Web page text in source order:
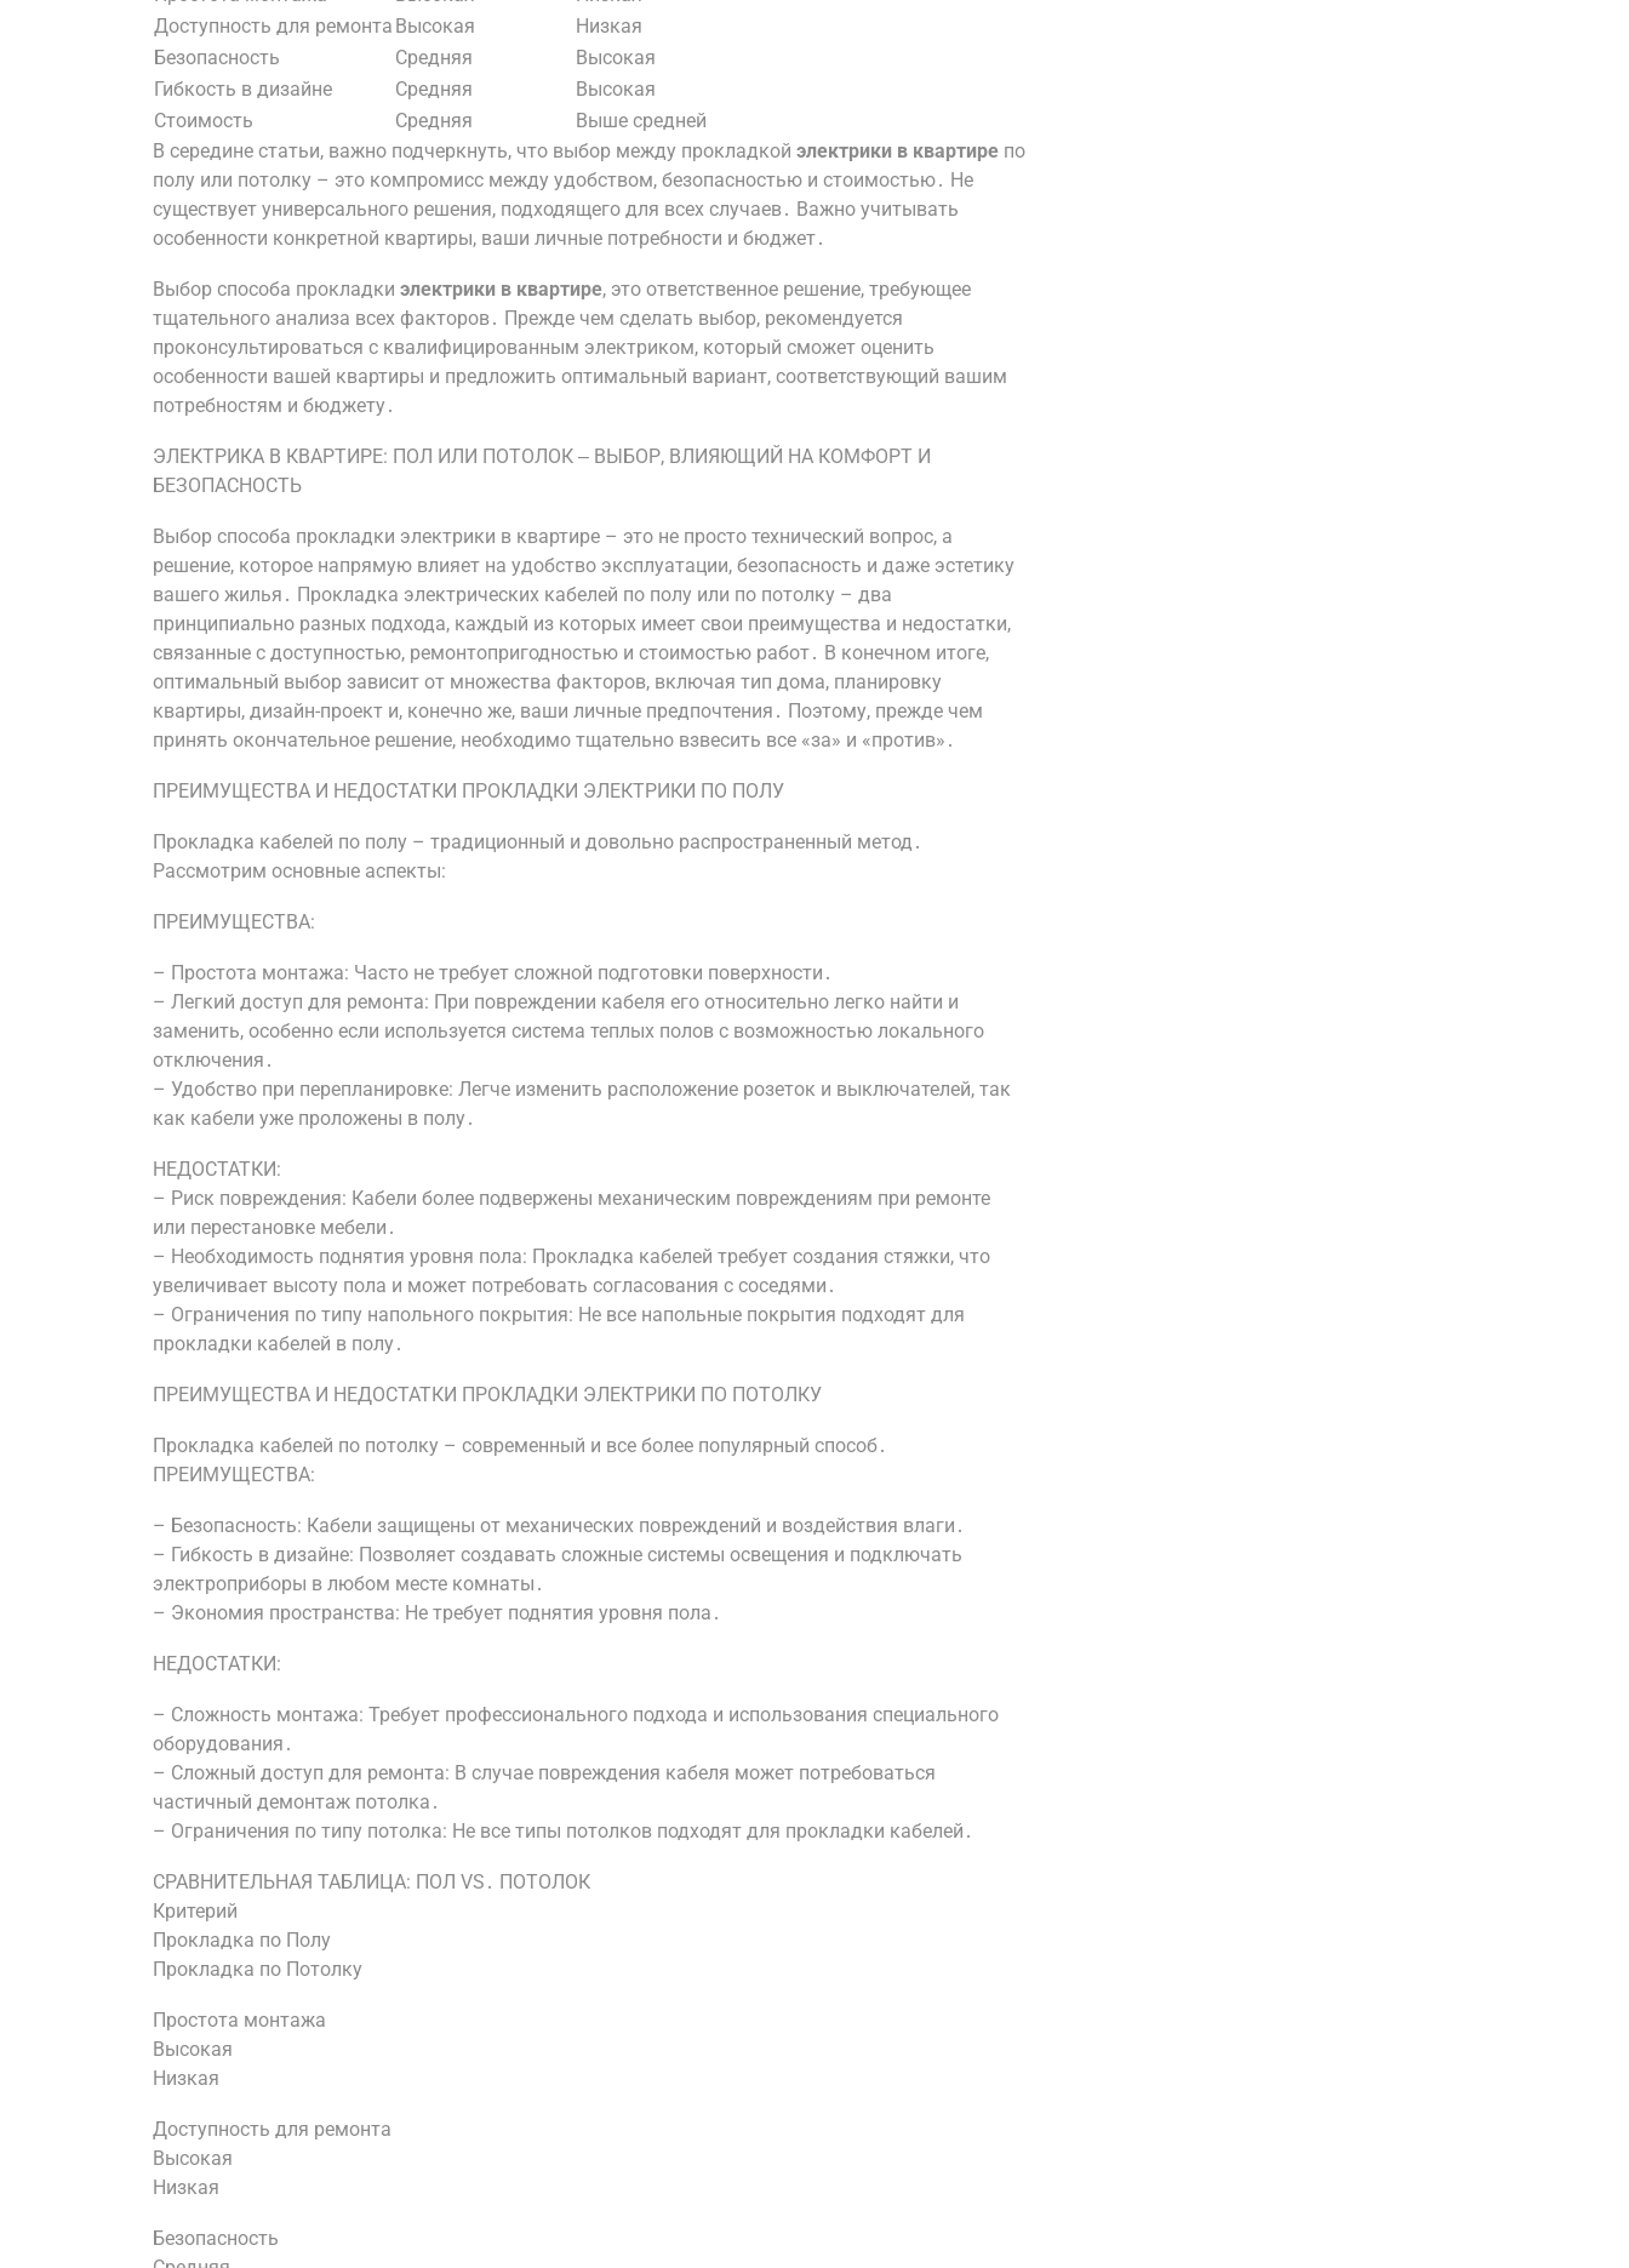
Доступность для ремонта Высокая
Низкая
Безопасность
Средняя
Высокая
Гибкость в дизайне
Средняя
Высокая
Стоимость
Средняя
Выше средней
В середине статьи, важно подчеркнуть, что выбор между прокладкой электрики в квартире по
полу или потолку – это компромисс между удобством, безопасностью и стоимостью․ Не
существует универсального решения, подходящего для всех случаев․ Важно учитывать
особенности конкретной квартиры, ваши личные потребности и бюджет․
Выбор способа прокладки электрики в квартире, это ответственное решение, требующее
тщательного анализа всех факторов․ Прежде чем сделать выбор, рекомендуется
проконсультироваться с квалифицированным электриком, который сможет оценить
особенности вашей квартиры и предложить оптимальный вариант, соответствующий вашим
потребностям и бюджету․
ЭЛЕКТРИКА В КВАРТИРЕ: ПОЛ ИЛИ ПОТОЛОК ‒ ВЫБОР, ВЛИЯЮЩИЙ НА КОМФОРТ И
БЕЗОПАСНОСТЬ
Выбор способа прокладки электрики в квартире – это не просто технический вопрос, а
решение, которое напрямую влияет на удобство эксплуатации, безопасность и даже эстетику
вашего жилья․ Прокладка электрических кабелей по полу или по потолку – два
принципиально разных подхода, каждый из которых имеет свои преимущества и недостатки,
связанные с доступностью, ремонтопригодностью и стоимостью работ․ В конечном итоге,
оптимальный выбор зависит от множества факторов, включая тип дома, планировку
квартиры, дизайн-проект и, конечно же, ваши личные предпочтения․ Поэтому, прежде чем
принять окончательное решение, необходимо тщательно взвесить все «за» и «против»․
ПРЕИМУЩЕСТВА И НЕДОСТАТКИ ПРОКЛАДКИ ЭЛЕКТРИКИ ПО ПОЛУ
Прокладка кабелей по полу – традиционный и довольно распространенный метод․
Рассмотрим основные аспекты:
ПРЕИМУЩЕСТВА:
– Простота монтажа: Часто не требует сложной подготовки поверхности․
– Легкий доступ для ремонта: При повреждении кабеля его относительно легко найти и
заменить, особенно если используется система теплых полов с возможностью локального
отключения․
– Удобство при перепланировке: Легче изменить расположение розеток и выключателей, так
как кабели уже проложены в полу․
НЕДОСТАТКИ:
– Риск повреждения: Кабели более подвержены механическим повреждениям при ремонте
или перестановке мебели․
– Необходимость поднятия уровня пола: Прокладка кабелей требует создания стяжки, что
увеличивает высоту пола и может потребовать согласования с соседями․
– Ограничения по типу напольного покрытия: Не все напольные покрытия подходят для
прокладки кабелей в полу․
ПРЕИМУЩЕСТВА И НЕДОСТАТКИ ПРОКЛАДКИ ЭЛЕКТРИКИ ПО ПОТОЛКУ
Прокладка кабелей по потолку – современный и все более популярный способ․
ПРЕИМУЩЕСТВА:
– Безопасность: Кабели защищены от механических повреждений и воздействия влаги․
– Гибкость в дизайне: Позволяет создавать сложные системы освещения и подключать
электроприборы в любом месте комнаты․
– Экономия пространства: Не требует поднятия уровня пола․
НЕДОСТАТКИ:
– Сложность монтажа: Требует профессионального подхода и использования специального
оборудования․
– Сложный доступ для ремонта: В случае повреждения кабеля может потребоваться
частичный демонтаж потолка․
– Ограничения по типу потолка: Не все типы потолков подходят для прокладки кабелей․
СРАВНИТЕЛЬНАЯ ТАБЛИЦА: ПОЛ VS․ ПОТОЛОК
Критерий
Прокладка по Полу
Прокладка по Потолку
Простота монтажа
Высокая
Низкая
Доступность для ремонта
Высокая
Низкая
Безопасность